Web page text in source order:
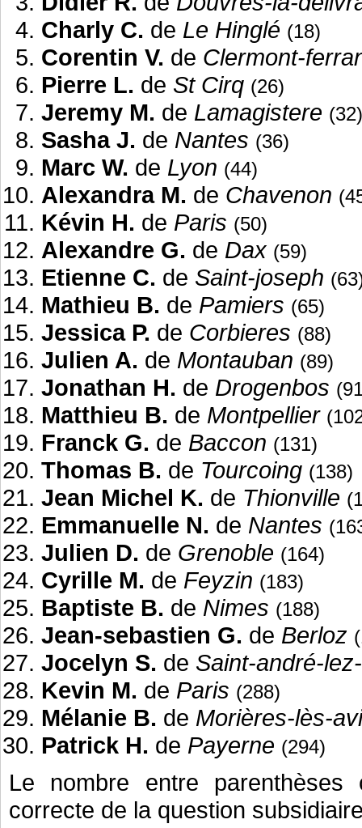
Charly C. de Le Hinglé (18)
Corentin V. de Clermont-
Pierre L. de St Cirq (26)
Jeremy M. de Lamagistere (32)
Sasha J. de Nantes (36)
Marc W. de Lyon (44)
Alexandra M. de Chavenon
Kévin H. de Paris (50)
Alexandre G. de Dax (59)
Etienne C. de Saint-joseph
Mathieu B. de Pamiers (65)
Jessica P. de Corbieres (88)
Julien A. de Montauban (89)
Jonathan H. de Drogenbos
Matthieu B. de Montpellier
Franck G. de Baccon (131)
Thomas B. de Tourcoing (138)
Jean Michel K. de Thionville
Emmanuelle N. de Nantes
Julien D. de Grenoble (164)
Cyrille M. de Feyzin (183)
Baptiste B. de Nimes (188)
Jean-sebastien G. de Berloz
Jocelyn S. de Saint-andré-
Kevin M. de Paris (288)
Mélanie B. de Morières-lès-
Patrick H. de Payerne (294)
Le nombre entre
correcte de la question